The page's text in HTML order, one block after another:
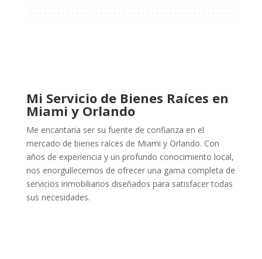
Mi Servicio de Bienes Raíces en
Miami y Orlando
Me encantaria ser su fuente de confianza en el
mercado de bienes raíces de Miami y Orlando. Con
años de experiencia y un profundo conocimiento local,
nos enorgullecemos de ofrecer una gama completa de
servicios inmobiliarios diseñados para satisfacer todas
sus necesidades.